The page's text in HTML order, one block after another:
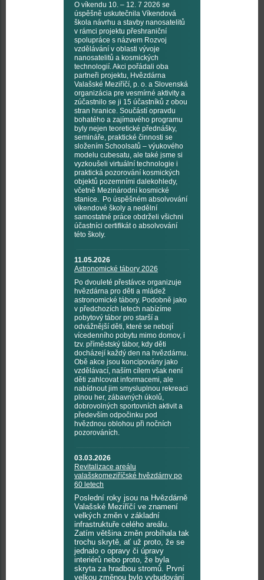
O víkendu 10. – 12. 7 2026 se
úspěšně uskutečnila Víkendová
škola návrhu a stavby nanosatelitů
v rámci projektu přeshraniční
spolupráce s názvem Rozvoj
vzdělávání v oblasti vývoje
nanosatelitů a kosmických
technologií. Akci pořádali oba
partneři projektu, Hvězdárna
Valašské Meziříčí, p. o. a Slovenská
organizácia pre vesmírné aktivity a
zúčastnilo se ji 15 účastníků z obou
stran hranice. Součástí opravdu
bohatého a zajímavého programu
byly nejen teoretické přednášky,
semináře, praktické činnosti se
složením Schoolsatů – výukového
modelu cubesatu, ale také jsme si
vyzkoušeli virtuální technologie i
praktická pozorování kosmických
objektů pozemními dalekohledy,
včetně Mezinárodní kosmické
stanice. Po úspěšném absolvování
víkendové školy a nedělní
samostatné práce obdrželi všichni
účastníci certifikát o absolvování
této školy.
11.05.2026
Astronomické tábory 2026
Po dvouleté přestávce organizuje
hvězdárna pro děti a mládež
astronomické tábory. Podobně jako
v předchozích letech nabízíme
pobytový tábor pro starší a
odvážnější děti, které se nebojí
vícedenního pobytu mimo domov, i
tzv. příměstský tábor, kdy děti
docházejí každý den na hvězdárnu.
Obě akce jsou koncipovány jako
vzdělávací, naším cílem však není
děti zahlcovat informacemi, ale
nabídnout jim smysluplnou rekreaci
plnou her, zábavných úkolů,
dobrovolných sportovních aktivit a
především odpočinku pod
hvězdnou oblohou při nočních
pozorováních.
03.03.2026
Revitalizace areálu
valašskomeziříčské hvězdárny po
60 letech
Poslední roky jsou na Hvězdárně
Valašské Meziříčí ve znamení
velkých změn v základní
infrastruktuře celého areálu.
Zatím většina změn probíhala tak
trochu skrytě, ať už proto, že se
jednalo o opravy či úpravy
interiérů nebo proto, že byla
skryta za hradbou stromů. První
velkou změnou bylo vybudování